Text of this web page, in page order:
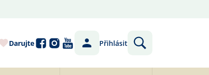
Darujte Přihlásit